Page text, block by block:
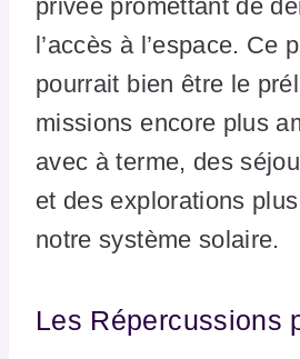
privée promettant de
l’accès à l’espace. Ce
pourrait bien être le
missions encore plus
avec à terme, des
et des explorations
notre système solaire.
Les Répercussions